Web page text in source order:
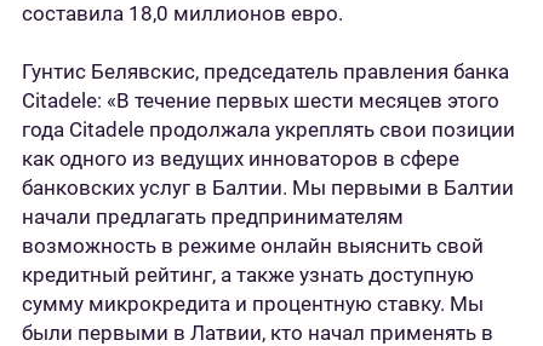
составила 18,0 миллионов евро.
Гунтис Белявскис, председатель правления банка
Citadele: «В течение первых шести месяцев этого
года Citadele продолжала укреплять свои позиции
как одного из ведущих инноваторов в сфере
банковских услуг в Балтии. Мы первыми в Балтии
начали предлагать предпринимателям
возможность в режиме онлайн выяснить свой
кредитный рейтинг, а также узнать доступную
сумму микрокредита и процентную ставку. Мы
были первыми в Латвии, кто начал применять в